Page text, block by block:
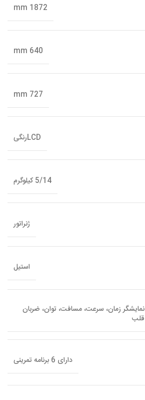
1872 mm
640 mm
727 mm
LCDرنگی
5/14 کیلوگرم
ژنراتور
استیل
نمایشگر زمان، سرعت، مسافت، توان، ضربان
قلب
دارای 6 برنامه تمرینی